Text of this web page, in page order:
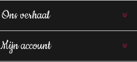
Ons verhaal
Mijn account